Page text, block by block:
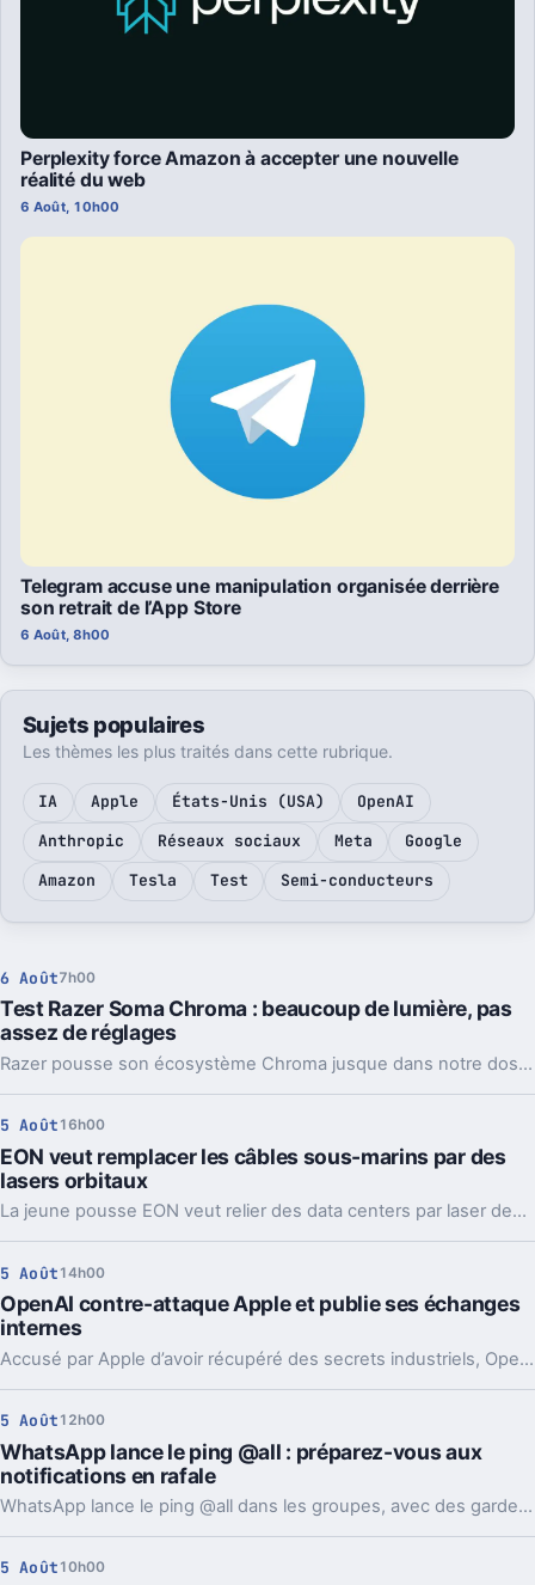
Perplexity force Amazon à accepter une nouvelle
réalité du web
6 Août, 10h00
Telegram accuse une manipulation organisée derrière
son retrait de l’App Store
6 Août, 8h00
Sujets populaires
Les thèmes les plus traités dans cette rubrique.
IA Apple États-Unis (USA)
OpenAI
Anthropic
Réseaux sociaux Meta
Google
Amazon
Tesla Test Semi-conducteurs
6 Août7h00
Test Razer Soma Chroma : beaucoup de lumière, pas
assez de réglages
Razer pousse son écosystème Chroma jusque dans notre dos avec la Soma Chroma, une chaise gaming bardée de RGB et proposée à 529,99 euros. Spectaculaire dans un setup, confortable au quotidien, elle nous laisse pourtant un sentiment mitigé face à une ergonomie étonnamment peu personnalisable à ce niveau de prix.
5 Août 16h00
EON veut remplacer les câbles sous-marins par des
lasers orbitaux
La jeune pousse EON veut relier des data centers par laser depuis l’orbite. Une idée très ambitieuse, portée par l’explosion des besoins en IA.
5 Août 14h00
OpenAI contre-attaque Apple et publie ses échanges
internes
Accusé par Apple d’avoir récupéré des secrets industriels, OpenAI riposte avec des mails et des logs de chat. L’enjeu va bien au-delà du simple procès.
5 Août 12h00
WhatsApp lance le ping @all : préparez-vous aux
notifications en rafale
WhatsApp lance le ping @all dans les groupes, avec des garde-fous. Sondages et création de sous-groupes gagnent aussi en souplesse.
5 Août 10h00